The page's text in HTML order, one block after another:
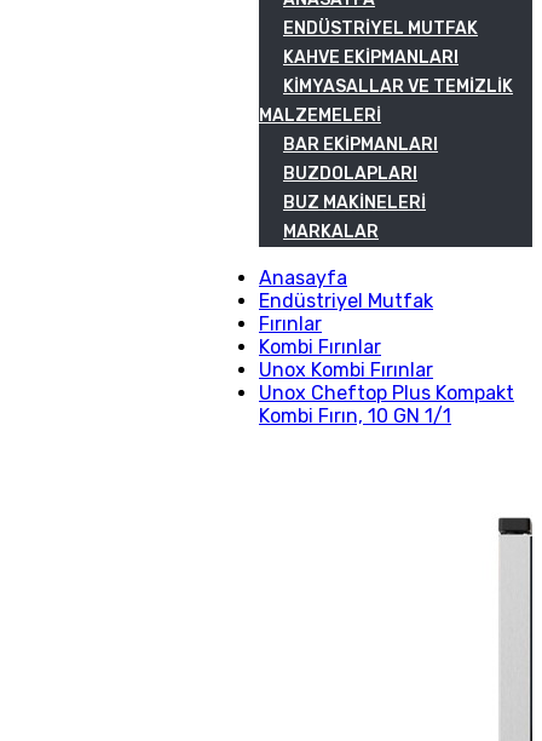
ENDÜSTRIYEL MUTFAK
KAHVE EKIPMANLARI
KIMYASALLAR VE TEMIZLIK
MALZEMELERI
BAR EKIPMANLARI
BUZDOLAPLARI
BUZ MAKINELERI
MARKALAR
Anasayfa
Endüstriyel Mutfak
Fırınlar
Kombi Fırınlar
Unox Kombi Fırınlar
Unox Cheftop Plus Kompakt
Kombi Fırın, 10 GN 1/1